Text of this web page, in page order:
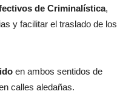
de Criminalística,
y facilitar el traslado de los
en ambos sentidos de
calles aledañas.